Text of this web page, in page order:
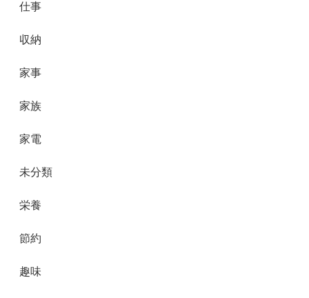
仕事
収納
家事
家族
家電
未分類
栄養
節約
趣味